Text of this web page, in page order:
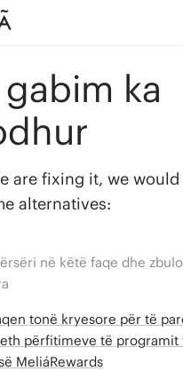
ka
are fixing it, we
alternatives:
në këtë faqe dhe
tonë kryesore për të
përfitimeve të programit
MeliáRewards